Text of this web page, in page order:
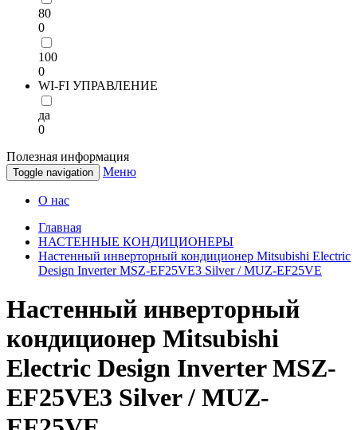
80
0
100
0
WI-FI УПРАВЛЕНИЕ
да
0
Полезная информация
Toggle navigation Меню
О нас
Главная
НАСТЕННЫЕ КОНДИЦИОНЕРЫ
Настенный инверторный кондиционер Mitsubishi Electric
Design Inverter MSZ-EF25VE3 Silver / MUZ-EF25VE
Настенный инверторный
кондиционер Mitsubishi
Electric Design Inverter MSZ-
EF25VE3 Silver / MUZ-